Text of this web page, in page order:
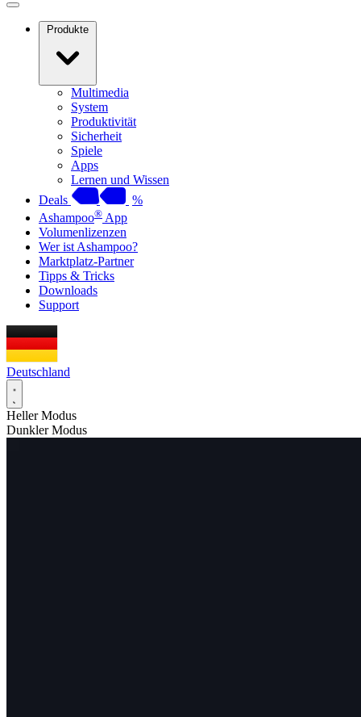
Produkte
Multimedia
System
Produktivität
Sicherheit
Spiele
Apps
Lernen und Wissen
Deals
%
Ashampoo® App
Volumenlizenzen
Wer ist Ashampoo?
Marktplatz-Partner
Tipps & Tricks
Downloads
Support
Deutschland
Heller Modus
Dunkler Modus